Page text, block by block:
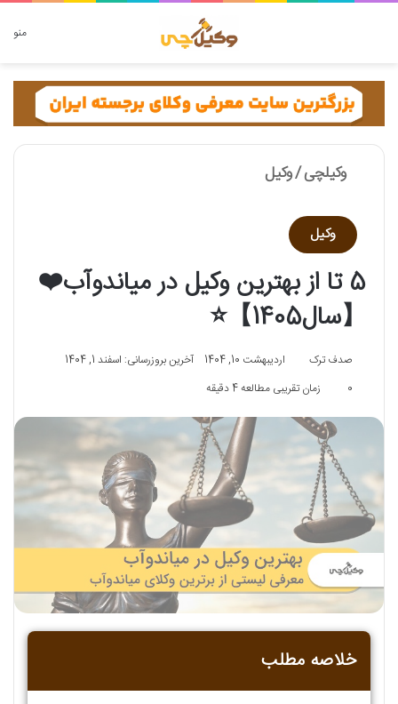
منو دنبال چه چیزی هستید؟
وکیلچی/وکیل
وکیل
5 تا از بهترین وکیل در میاندوآب❤️
【سال1405】⭐
صدف ترک اردیبهشت 10, 1404
آخرین بروزرسانی: اسفند 1, 1404
0
زمان تقریبی مطالعه 4 دقیقه
خلاصه مطلب